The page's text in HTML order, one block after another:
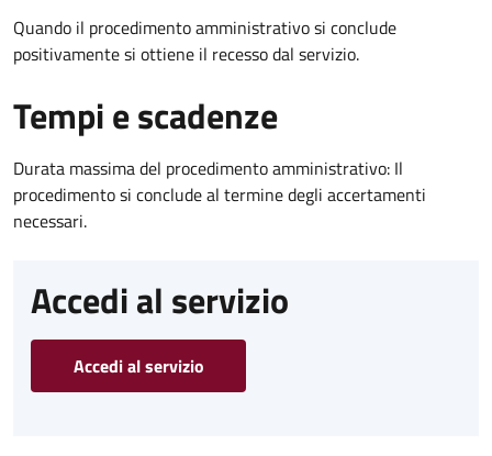
Quando il procedimento amministrativo si conclude
positivamente si ottiene il recesso dal servizio.
Tempi e scadenze
Durata massima del procedimento amministrativo: Il
procedimento si conclude al termine degli accertamenti
necessari.
Accedi al servizio
Accedi al servizio